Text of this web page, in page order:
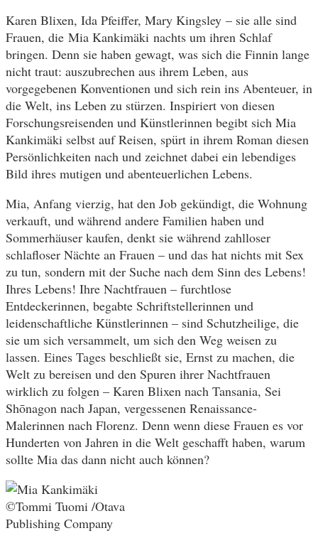
Karen Blixen, Ida Pfeiffer, Mary Kingsley – sie alle sind
Frauen, die Mia Kankimäki nachts um ihren Schlaf
bringen. Denn sie haben gewagt, was sich die Finnin lange
nicht traut: auszubrechen aus ihrem Leben, aus
vorgegebenen Konventionen und sich rein ins Abenteuer, in
die Welt, ins Leben zu stürzen. Inspiriert von diesen
Forschungsreisenden und Künstlerinnen begibt sich Mia
Kankimäki selbst auf Reisen, spürt in ihrem Roman diesen
Persönlichkeiten nach und zeichnet dabei ein lebendiges
Bild ihres mutigen und abenteuerlichen Lebens.
Mia, Anfang vierzig, hat den Job gekündigt, die Wohnung
verkauft, und während andere Familien haben und
Sommerhäuser kaufen, denkt sie während zahlloser
schlafloser Nächte an Frauen – und das hat nichts mit Sex
zu tun, sondern mit der Suche nach dem Sinn des Lebens!
Ihres Lebens! Ihre Nachtfrauen – furchtlose
Entdeckerinnen, begabte Schriftstellerinnen und
leidenschaftliche Künstlerinnen – sind Schutzheilige, die
sie um sich versammelt, um sich den Weg weisen zu
lassen. Eines Tages beschließt sie, Ernst zu machen, die
Welt zu bereisen und den Spuren ihrer Nachtfrauen
wirklich zu folgen – Karen Blixen nach Tansania, Sei
Shōnagon nach Japan, vergessenen Renaissance-
Malerinnen nach Florenz. Denn wenn diese Frauen es vor
Hunderten von Jahren in die Welt geschafft haben, warum
sollte Mia das dann nicht auch können?